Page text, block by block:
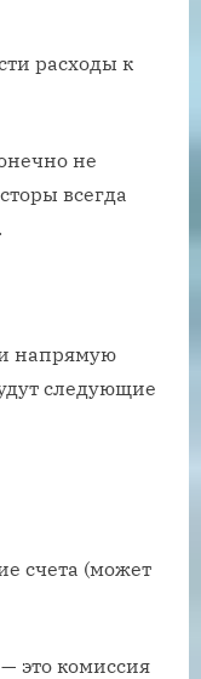
расходы к
не
всегда
напрямую
следующие
счета (может
это комиссия